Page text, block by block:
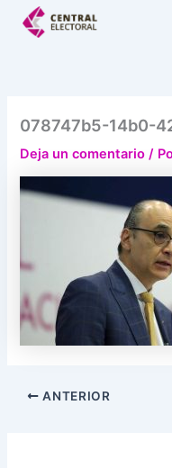
078747b5-14b0-
Deja un comentario /
ANTERIOR